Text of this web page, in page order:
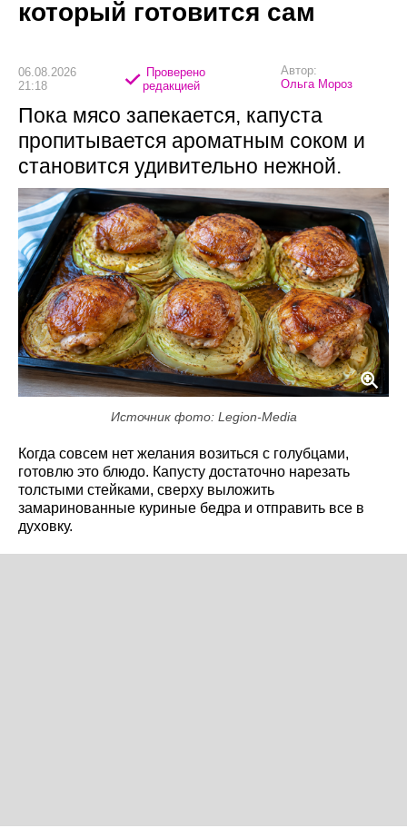
который готовится сам
06.08.2026
21:18
Проверено
редакцией
Автор:
Ольга Мороз
Пока мясо запекается, капуста
пропитывается ароматным соком и
становится удивительно нежной.
Источник фото: Legion-Media
Когда совсем нет желания возиться с голубцами,
готовлю это блюдо. Капусту достаточно нарезать
толстыми стейками, сверху выложить
замаринованные куриные бедра и отправить все в
духовку.